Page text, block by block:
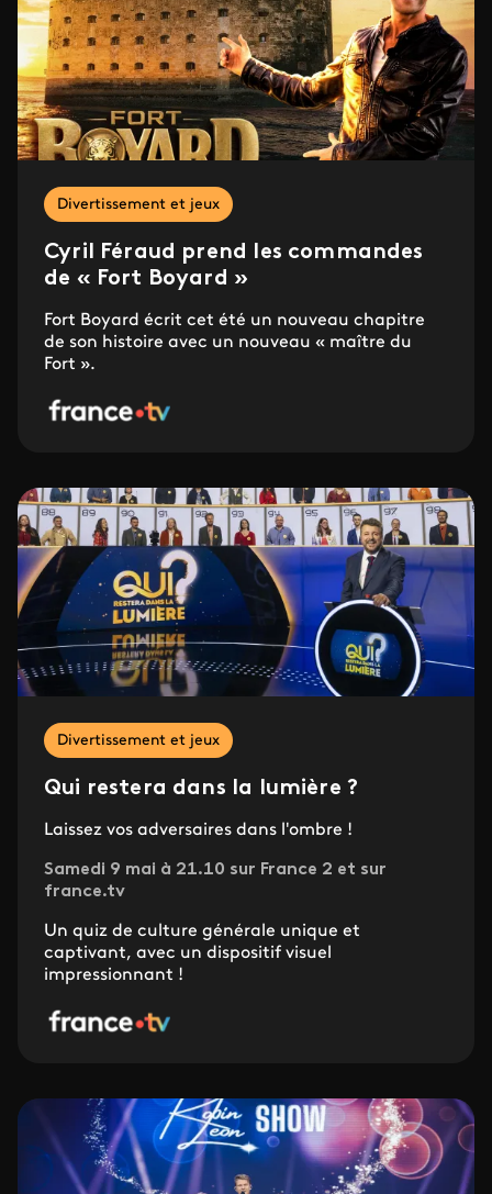
Divertissement et jeux
Cyril Féraud prend les commandes
de « Fort Boyard »
Fort Boyard écrit cet été un nouveau chapitre
de son histoire avec un nouveau « maître du
Fort ».
Divertissement et jeux
Qui restera dans la lumière ?
Laissez vos adversaires dans l'ombre !
Samedi 9 mai à 21.10 sur France 2 et sur
france.tv
Un quiz de culture générale unique et
captivant, avec un dispositif visuel
impressionnant !